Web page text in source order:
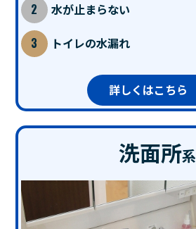
水が止まらない
トイレの水漏れ
詳しくはこちら
洗面所系